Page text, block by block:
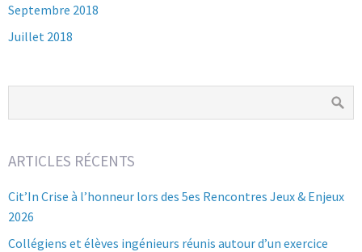
Septembre 2018
Juillet 2018
ARTICLES RÉCENTS
Cit’In Crise à l’honneur lors des 5es Rencontres Jeux & Enjeux
2026
Collégiens et élèves ingénieurs réunis autour d’un exercice